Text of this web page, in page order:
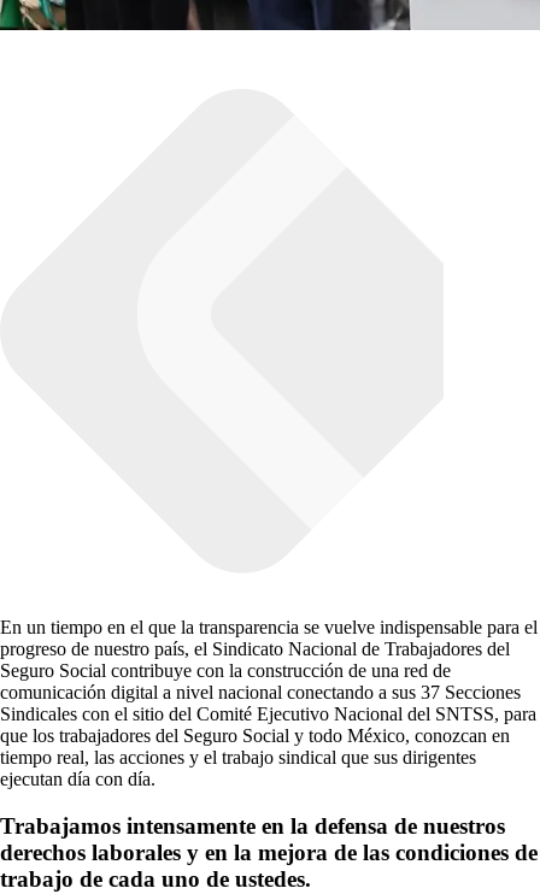
En un tiempo en el que la transparencia se vuelve indispensable para el
progreso de nuestro país, el Sindicato Nacional de Trabajadores del
Seguro Social contribuye con la construcción de una red de
comunicación digital a nivel nacional conectando a sus 37 Secciones
Sindicales con el sitio del Comité Ejecutivo Nacional del SNTSS, para
que los trabajadores del Seguro Social y todo México, conozcan en
tiempo real, las acciones y el trabajo sindical que sus dirigentes
ejecutan día con día.
Trabajamos intensamente en la defensa de nuestros
derechos laborales y en la mejora de las condiciones de
trabajo de cada uno de ustedes.